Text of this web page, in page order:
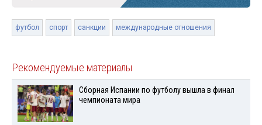
футбол спорт санкции международные отношения
Рекомендуемые материалы
Сборная Испании по футболу вышла в финал
чемпионата мира